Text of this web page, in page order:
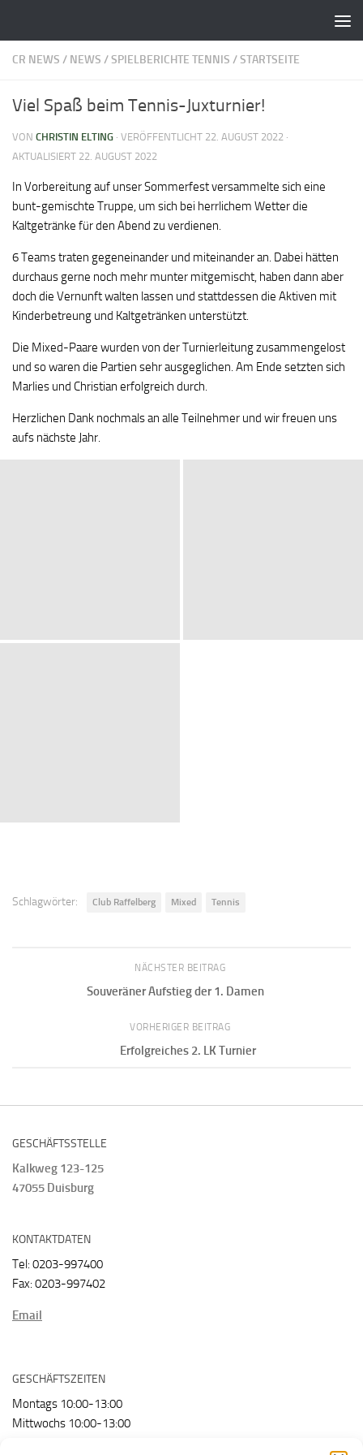
CR NEWS / NEWS /SPIELBERICHTE TENNIS /STARTSEITE
Viel Spaß beim Tennis-Juxturnier!
VON CHRISTIN ELTING · VERÖFFENTLICHT 22. AUGUST 2022 ·
AKTUALISIERT 22. AUGUST 2022
In Vorbereitung auf unser Sommerfest versammelte sich eine
bunt-gemischte Truppe, um sich bei herrlichem Wetter die
Kaltgetränke für den Abend zu verdienen.
6 Teams traten gegeneinander und miteinander an. Dabei hätten
durchaus gerne noch mehr munter mitgemischt, haben dann aber
doch die Vernunft walten lassen und stattdessen die Aktiven mit
Kinderbetreung und Kaltgetränken unterstützt.
Die Mixed-Paare wurden von der Turnierleitung zusammengelost
und so waren die Partien sehr ausgeglichen. Am Ende setzten sich
Marlies und Christian erfolgreich durch.
Herzlichen Dank nochmals an alle Teilnehmer und wir freuen uns
aufs nächste Jahr.
Schlagwörter: Club Raffelberg Mixed Tennis
NÄCHSTER BEITRAG
Souveräner Aufstieg der 1. Damen
VORHERIGER BEITRAG
Erfolgreiches 2. LK Turnier
GESCHÄFTSSTELLE
Kalkweg 123-125
47055 Duisburg
KONTAKTDATEN
Tel: 0203-997400
Fax: 0203-997402
Email
GESCHÄFTSZEITEN
Montags 10:00-13:00
Mittwochs 10:00-13:00